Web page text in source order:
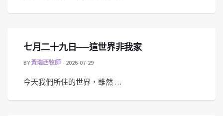
七月二十九日──這世界非我家
BY黃瑞西牧師 2026-07-29
今天我們所住的世界，雖然 …